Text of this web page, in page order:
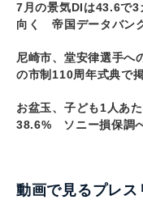
7月の景気DIは43.6で
向く 帝国データバン
尼崎市、堂安律選手
の市制110周年式典で
お盆玉、子ども1人あ
38.6% ソニー損保調
動画で見るプレス